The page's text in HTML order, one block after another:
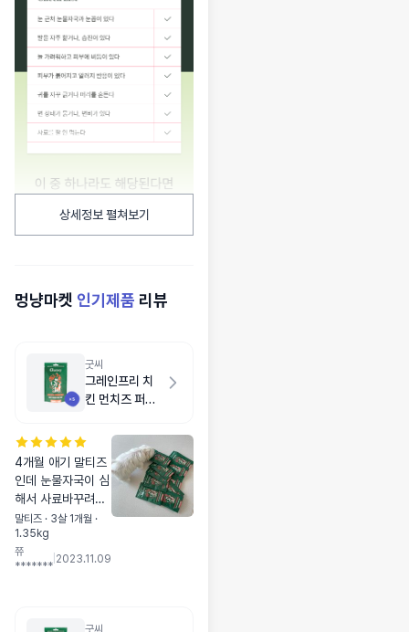
상세정보 펼쳐보기
멍냥마켓 인기제품 리뷰
굿씨
그레인프리 치
킨 먼치즈 퍼피
4개월 애기 말티즈
인데 눈물자국이 심
해서 사료바꾸려고
고민하던 차에 추천
으로 먹여봐요 ㅎㅎ
용량도 부담없고 소
말티즈 · 3살 1개월 ·
1.35kg
쮸
*******
2023.11.09
굿씨